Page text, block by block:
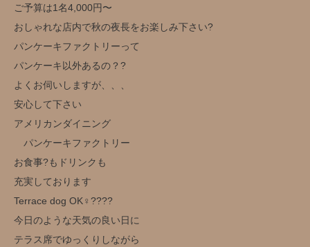
ご予算は1名4,000円〜
おしゃれな店内で秋の夜長をお楽しみ下さい?
パンケーキファクトリーって
パンケーキ以外あるの？?
よくお伺いしますが、、、
安心して下さい
アメリカンダイニング
パンケーキファクトリー
お食事?もドリンクも
充実しております
Terrace dog OK‍♀️??‍??
今日のような天気の良い日に
テラス席でゆっくりしながら